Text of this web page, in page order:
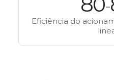
-
Eficiência do